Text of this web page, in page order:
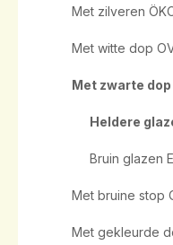
Met zilveren
Met witte dop
Met zwarte dop
Heldere
Bruin glazen
Met bruine stop
Met gekleurde